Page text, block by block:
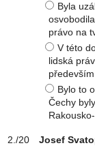
Byla
právo na
V této
lidská
Bylo to
Čechy
Josef